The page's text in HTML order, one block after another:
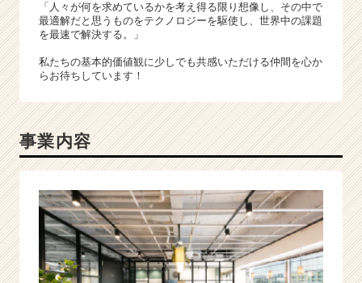
「人々が何を求めているかを考え得る限り想像し、その中で
最適解だと思うものをテクノロジーを駆使し、世界中の課題
を最速で解決する。」
私たちの基本的価値観に少しでも共感いただける仲間を心か
らお待ちしています！
事業内容